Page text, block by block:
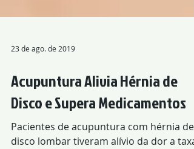
Acupuntura Alivia Hérnia de
Disco e Supera Medicamentos